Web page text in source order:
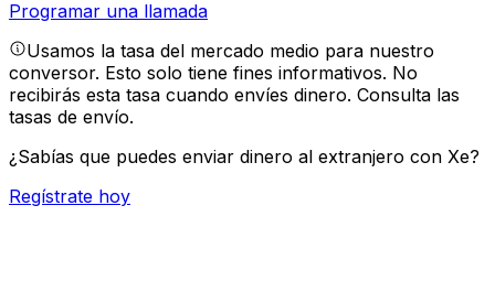
Programar una llamada
Usamos la tasa del mercado medio para nuestro
conversor. Esto solo tiene fines informativos. No
recibirás esta tasa cuando envíes dinero. Consulta las
tasas de envío.
¿Sabías que puedes enviar dinero al extranjero con Xe?
Regístrate hoy